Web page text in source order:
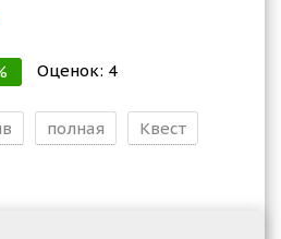
Оценок: 4
полная
Квест